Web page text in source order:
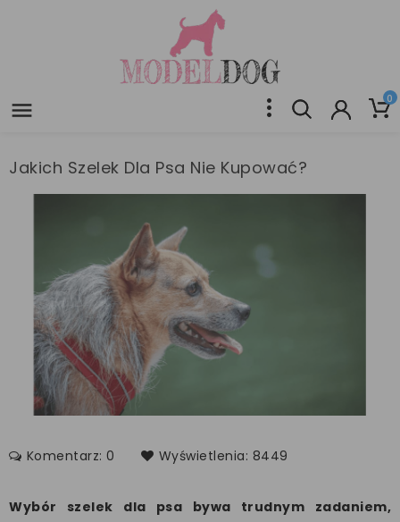
 0
Jakich Szelek Dla Psa Nie Kupować?
Komentarz: 0 Wyświetlenia: 8449
Wybór szelek dla psa bywa trudnym zadaniem,